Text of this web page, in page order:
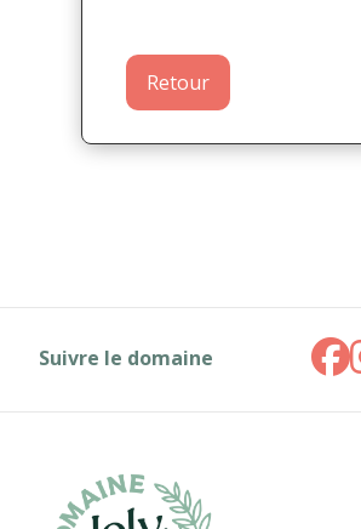
Retour
Suivre le domaine